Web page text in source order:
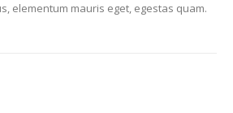
elementum mauris eget, egestas quam.